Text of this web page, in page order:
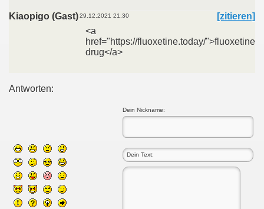
Kiaopigo (Gast)29.12.2021 21:30
[zitieren]
<a
href="https://fluoxetine.today/">fluoxetine
drug</a>
Antworten:
Dein Nickname: